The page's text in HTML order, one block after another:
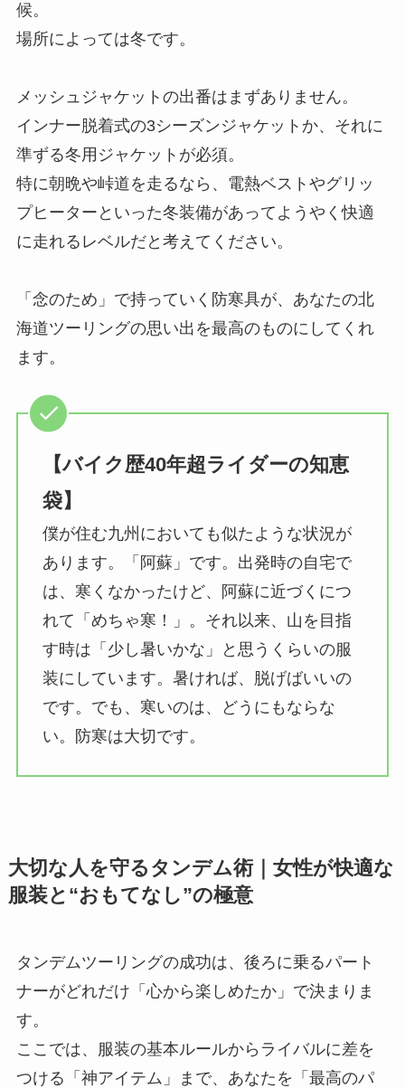
候。
場所によっては冬です。
メッシュジャケットの出番はまずありません。
インナー脱着式の3シーズンジャケットか、それに
準ずる冬用ジャケットが必須。
特に朝晩や峠道を走るなら、電熱ベストやグリッ
プヒーターといった冬装備があってようやく快適
に走れるレベルだと考えてください。
「念のため」で持っていく防寒具が、あなたの北
海道ツーリングの思い出を最高のものにしてくれ
ます。
【バイク歴40年超ライダーの知恵
袋】
僕が住む九州においても似たような状況が
あります。「阿蘇」です。出発時の自宅で
は、寒くなかったけど、阿蘇に近づくにつ
れて「めちゃ寒！」。それ以来、山を目指
す時は「少し暑いかな」と思うくらいの服
装にしています。暑ければ、脱げばいいの
です。でも、寒いのは、どうにもならな
い。防寒は大切です。
大切な人を守るタンデム術｜女性が快適な
服装と“おもてなし”の極意
タンデムツーリングの成功は、後ろに乗るパート
ナーがどれだけ「心から楽しめたか」で決まりま
す。
ここでは、服装の基本ルールからライバルに差を
つける「神アイテム」まで、あなたを「最高のパ